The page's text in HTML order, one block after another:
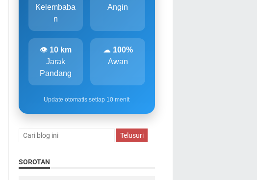
Kelembaba
n
Angin
👁 10 km
Jarak
Pandang
☁ 100%
Awan
Update otomatis setiap 10 menit
SOROTAN